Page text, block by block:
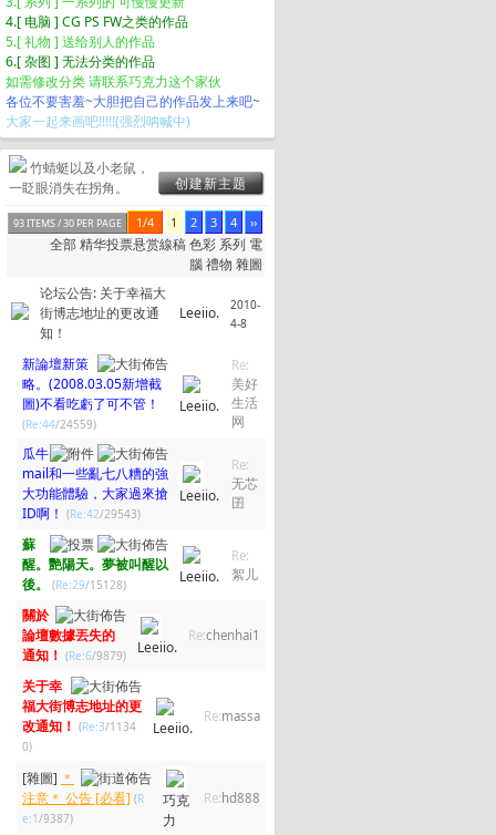
4.[ 电脑 ] CG PS FW之类的作品
5.[ 礼物 ] 送给别人的作品
6.[ 杂图 ] 无法分类的作品
如需修改分类 请联系巧克力这个家伙
各位不要害羞~大胆把自己的作品发上来吧~
大家一起来画吧!!!!!(强烈呐喊中)
竹蜻蜓以及小老鼠，
一眨眼消失在拐角。
创建新主题
93 ITEMS / 30 PER PAGE 1/4 1 2 3 4 ››
全部精华投票悬赏線稿色彩 系列 電
腦禮物 雜圖
论坛公告: 关于幸福大
街博志地址的更改通
知！
Leeiio.
2010-
4-8
新論壇新策
略。(2008.03.05新增截
圖)不看吃虧了可不管！
(Re:44/24559)
Leeiio.
Re:
美好
生活
网
瓜牛
mail和一些亂七八糟的強
大功能體驗，大家過來搶
ID啊！ (Re:42/29543)
Leeiio.
Re:
无芯
囝
蘇
醒。艷陽天。夢被叫醒以
後。
(Re:29/15128) Leeiio.
Re:
絮儿
關於
論壇數據丟失的
通知！ (Re:6/9879) Leeiio.
Re:chenhai1
关于幸
福大街博志地址的更
改通知！ (Re:3/1134
0)
Leeiio.
Re:massa
[雜圖] ＊
注意＊ 公告 [必看] (R
e:1/9387)
巧克
力
Re: hd888